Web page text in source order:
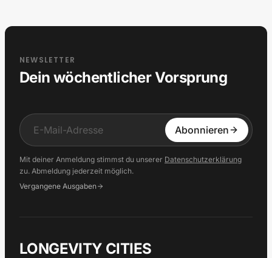
NEWSLETTER
Dein wöchentlicher Vorsprung
Input Abonnieren
Mit deiner Anmeldung stimmst du unserer Datenschutzerklärung
zu. Abmeldung jederzeit möglich.
Vergangene Ausgaben
LONGEVITY CITIES